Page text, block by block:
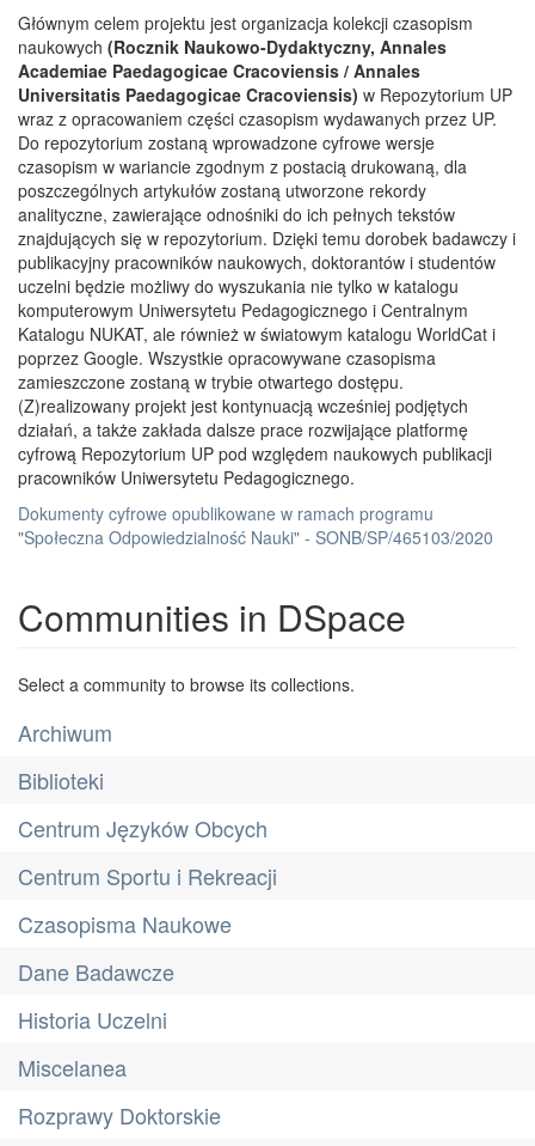
Głównym celem projektu jest organizacja kolekcji czasopism
naukowych (Rocznik Naukowo-Dydaktyczny, Annales
Academiae Paedagogicae Cracoviensis / Annales
Universitatis Paedagogicae Cracoviensis) w Repozytorium UP
wraz z opracowaniem części czasopism wydawanych przez UP.
Do repozytorium zostaną wprowadzone cyfrowe wersje
czasopism w wariancie zgodnym z postacią drukowaną, dla
poszczególnych artykułów zostaną utworzone rekordy
analityczne, zawierające odnośniki do ich pełnych tekstów
znajdujących się w repozytorium. Dzięki temu dorobek badawczy i
publikacyjny pracowników naukowych, doktorantów i studentów
uczelni będzie możliwy do wyszukania nie tylko w katalogu
komputerowym Uniwersytetu Pedagogicznego i Centralnym
Katalogu NUKAT, ale również w światowym katalogu WorldCat i
poprzez Google. Wszystkie opracowywane czasopisma
zamieszczone zostaną w trybie otwartego dostępu.
(Z)realizowany projekt jest kontynuacją wcześniej podjętych
działań, a także zakłada dalsze prace rozwijające platformę
cyfrową Repozytorium UP pod względem naukowych publikacji
pracowników Uniwersytetu Pedagogicznego.
Dokumenty cyfrowe opublikowane w ramach programu
"Społeczna Odpowiedzialność Nauki" - SONB/SP/465103/2020
Communities in DSpace
Select a community to browse its collections.
Archiwum
Biblioteki
Centrum Języków Obcych
Centrum Sportu i Rekreacji
Czasopisma Naukowe
Dane Badawcze
Historia Uczelni
Miscelanea
Rozprawy Doktorskie